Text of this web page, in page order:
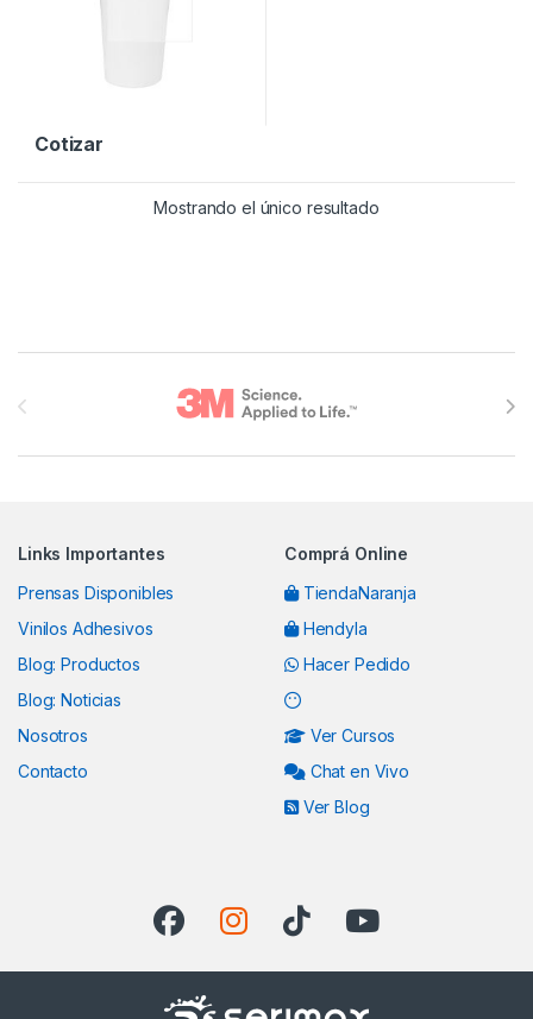
Cotizar
Mostrando el único resultado
Links Importantes
Prensas Disponibles
Vinilos Adhesivos
Blog: Productos
Blog: Noticias
Nosotros
Contacto
Comprá Online
TiendaNaranja
Hendyla
Hacer Pedido
Ver Cursos
Chat en Vivo
Ver Blog